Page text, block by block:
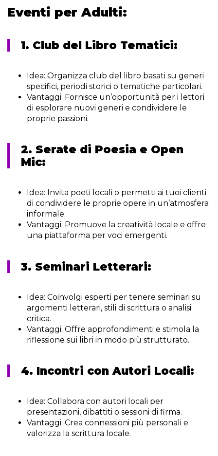
Eventi per Adulti:
1. Club del Libro Tematici:
Idea: Organizza club del libro basati su generi
specifici, periodi storici o tematiche particolari.
Vantaggi: Fornisce un’opportunità per i lettori
di esplorare nuovi generi e condividere le
proprie passioni.
2. Serate di Poesia e Open
Mic:
Idea: Invita poeti locali o permetti ai tuoi clienti
di condividere le proprie opere in un’atmosfera
informale.
Vantaggi: Promuove la creatività locale e offre
una piattaforma per voci emergenti.
3. Seminari Letterari:
Idea: Coinvolgi esperti per tenere seminari su
argomenti letterari, stili di scrittura o analisi
critica.
Vantaggi: Offre approfondimenti e stimola la
riflessione sui libri in modo più strutturato.
4. Incontri con Autori Locali:
Idea: Collabora con autori locali per
presentazioni, dibattiti o sessioni di firma.
Vantaggi: Crea connessioni più personali e
valorizza la scrittura locale.